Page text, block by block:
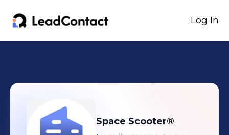
Log In
Space Scooter®